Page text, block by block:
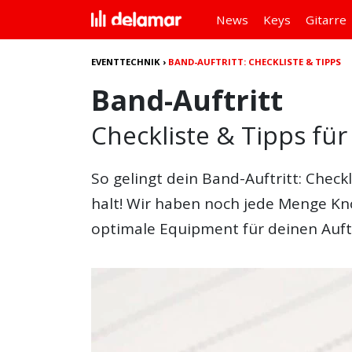
News Keys Gitarre
EVENTTECHNIK › BAND-AUFTRITT: CHECKLISTE & TIPPS
Band-Auftritt
Checkliste & Tipps
So gelingt dein Band-Auftritt:
halt! Wir haben noch jede Menge
optimale Equipment für deinen